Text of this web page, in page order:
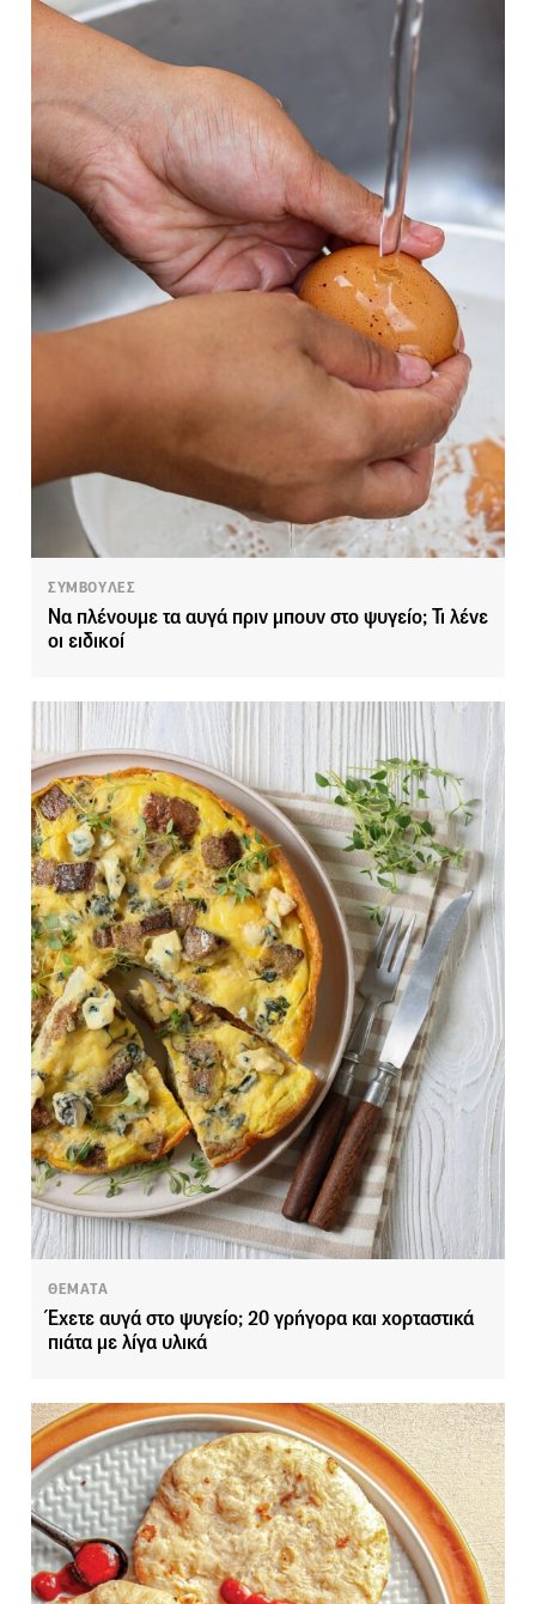
ΣΥΜΒΟΥΛΕΣ
Να πλένουμε τα αυγά πριν μπουν στο ψυγείο; Τι λένε
οι ειδικοί
ΘΕΜΑΤΑ
Έχετε αυγά στο ψυγείο; 20 γρήγορα και χορταστικά
πιάτα με λίγα υλικά